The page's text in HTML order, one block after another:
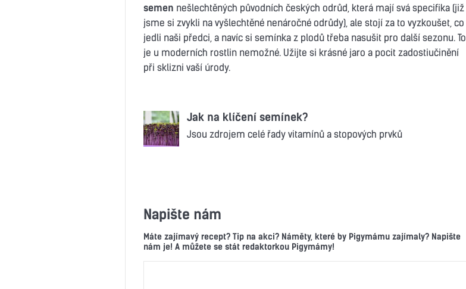
semen nešlechtěných původních českých odrůd, která mají svá specifika (již
jsme si zvykli na vyšlechtěné nenáročné odrůdy), ale stojí za to vyzkoušet, co
jedli naši předci, a navíc si semínka z plodů třeba nasušit pro další sezonu. To
je u moderních rostlin nemožné. Užijte si krásné jaro a pocit zadostiučinění
při sklizni vaší úrody.
Jak na klíčení semínek?
Jsou zdrojem celé řady vitamínů a stopových prvků
Napište nám
Máte zajímavý recept? Tip na akci? Náměty, které by Pigymámu zajímaly? Napište
nám je! A můžete se stát redaktorkou Pigymámy!